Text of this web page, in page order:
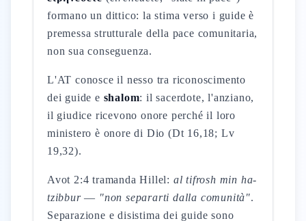
formano un dittico: la stima verso i guide è
premessa strutturale della pace comunitaria,
non sua conseguenza.
L'AT conosce il nesso tra riconoscimento
dei guide e shalom: il sacerdote, l'anziano,
il giudice ricevono onore perché il loro
ministero è onore di Dio (Dt 16,18; Lv
19,32).
Avot 2:4 tramanda Hillel: al tifrosh min ha-
tzibbur— "non separarti dalla comunità".
Separazione e disistima dei guide sono